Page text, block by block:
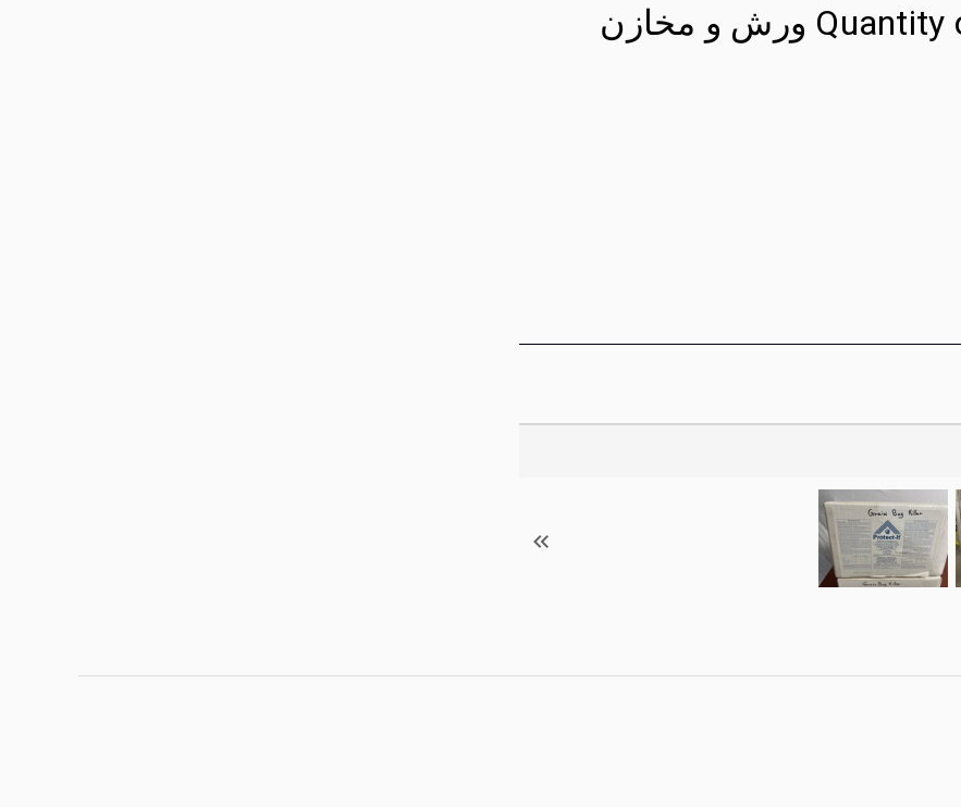
Quantity of Protect-It Grain Bug Killer ورش و مخازن